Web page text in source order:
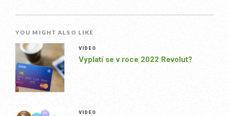
YOU MIGHT ALSO LIKE
VIDEO
Vyplatí se v roce 2022 Revolut?
VIDEO